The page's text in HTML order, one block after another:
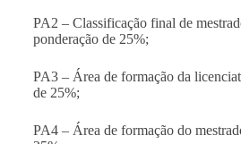
PA2 – Classificação final de
ponderação de 25%;
PA3 – Área de formação da
de 25%;
PA4 – Área de formação do